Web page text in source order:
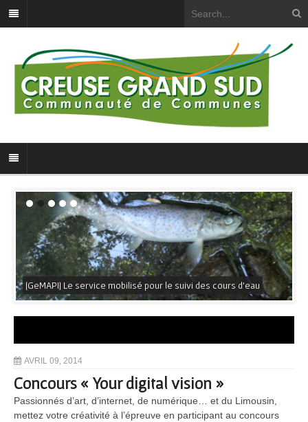
[GeMAPI] Le service mobilisé pour le suivi des cours d’eau
AVRIL 09, 2014
Concours « Your digital vision »
Passionnés d’art, d’internet, de numérique… et du Limousin,
mettez votre créativité à l’épreuve en participant au concours